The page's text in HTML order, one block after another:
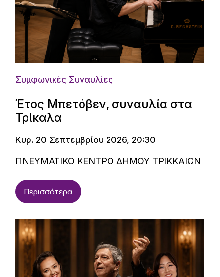
Συμφωνικές Συναυλίες
Έτος Μπετόβεν, συναυλία στα
Τρίκαλα
Κυρ. 20 Σεπτεμβρίου 2026, 20:30
ΠΝΕΥΜΑΤΙΚΟ ΚΕΝΤΡΟ ΔΗΜΟΥ ΤΡΙΚΚΑΙΩΝ
Περισσότερα